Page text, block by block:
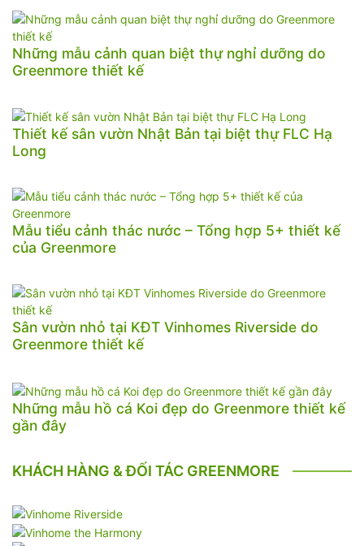
Những mẫu cảnh quan biệt thự nghỉ dưỡng do
Greenmore thiết kế
Thiết kế sân vườn Nhật Bản tại biệt thự FLC Hạ
Long
Mẫu tiểu cảnh thác nước – Tổng hợp 5+ thiết kế
của Greenmore
Sân vườn nhỏ tại KĐT Vinhomes Riverside do
Greenmore thiết kế
Những mẫu hồ cá Koi đẹp do Greenmore thiết kế
gần đây
KHÁCH HÀNG & ĐỐI TÁC GREENMORE